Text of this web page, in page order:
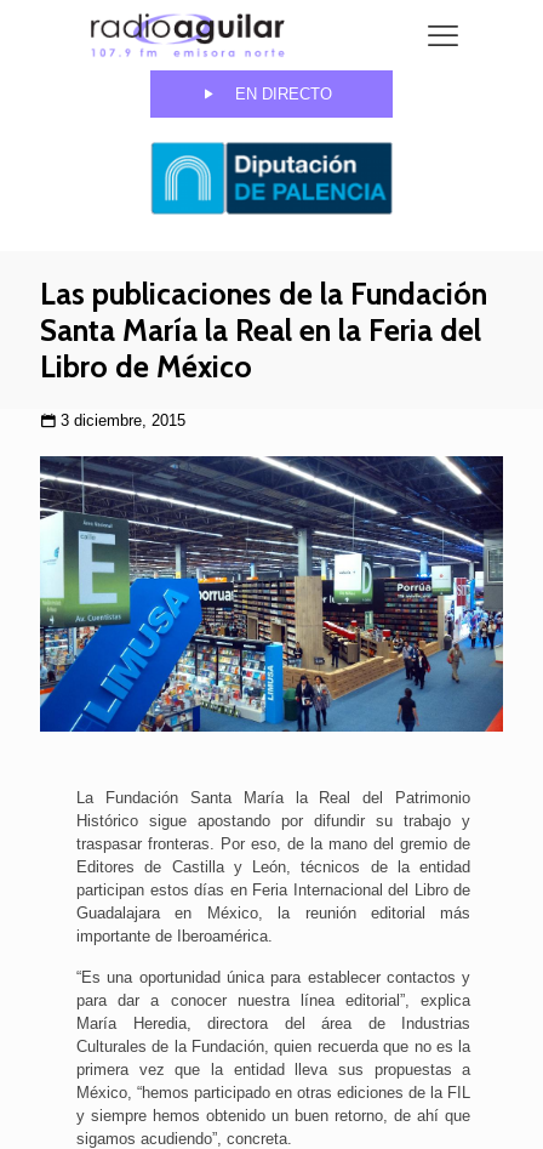
EN DIRECTO
Las publicaciones de la Fundación
Santa María la Real en la Feria del
Libro de México
3 diciembre, 2015
La Fundación Santa María la Real del Patrimonio
Histórico sigue apostando por difundir su trabajo y
traspasar fronteras. Por eso, de la mano del gremio de
Editores de Castilla y León, técnicos de la entidad
participan estos días en Feria Internacional del Libro de
Guadalajara en México, la reunión editorial más
importante de Iberoamérica.
“Es una oportunidad única para establecer contactos y
para dar a conocer nuestra línea editorial”, explica
María Heredia, directora del área de Industrias
Culturales de la Fundación, quien recuerda que no es la
primera vez que la entidad lleva sus propuestas a
México, “hemos participado en otras ediciones de la FIL
y siempre hemos obtenido un buen retorno, de ahí que
sigamos acudiendo”, concreta.